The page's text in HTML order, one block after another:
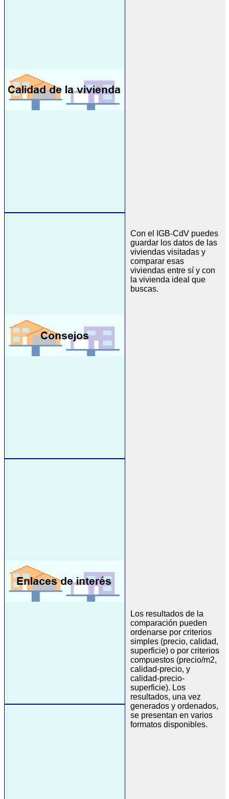
Con el IGB-CdV puedes
guardar los datos de las
viviendas visitadas y
comparar esas
viviendas entre sí y con
la vivienda ideal que
buscas.
Los resultados de la
comparación pueden
ordenarse por criterios
simples (precio, calidad,
superficie) o por criterios
compuestos (precio/m2,
calidad-precio, y
calidad-precio-
superficie). Los
resultados, una vez
generados y ordenados,
se presentan en varios
formatos disponibles.